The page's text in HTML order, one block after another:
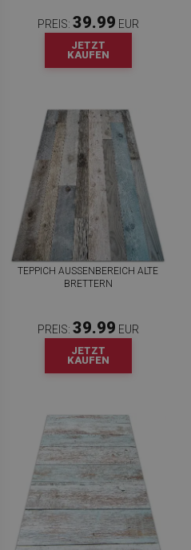
PREIS: 39.99 EUR
JETZT
KAUFEN
TEPPICH AUSSENBEREICH ALTE B
RETTERN
PREIS: 39.99 EUR
JETZT
KAUFEN